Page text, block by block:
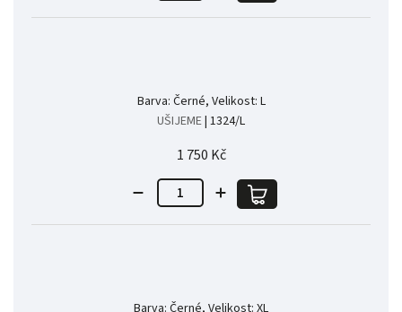
Barva: Černé, Velikost: L
UŠIJEME| 1324/L
1 750 Kč
Barva: Černé, Velikost: XL